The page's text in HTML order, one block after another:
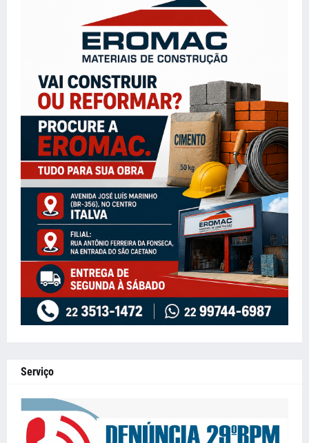
Serviço